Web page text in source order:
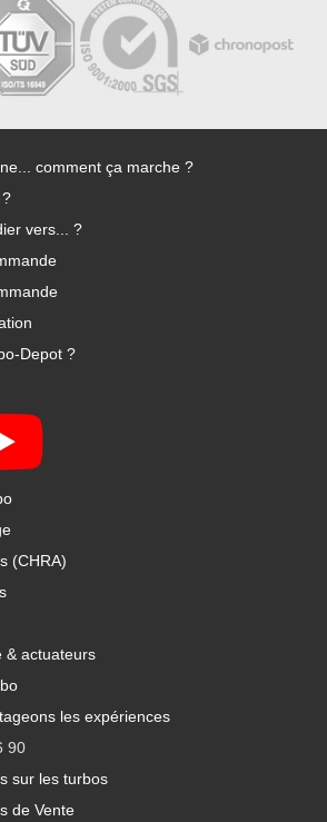
comment ça marche ?
vers... ?
Depot ?
(CHRA)
& actuateurs
les expériences
90
sur les turbos
de Vente